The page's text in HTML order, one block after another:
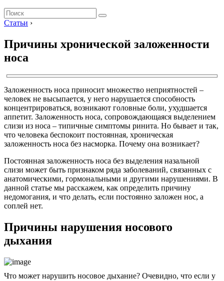
Статьи ›
Причины хронической заложенности
носа
Заложенность носа приносит множество неприятностей –
человек не высыпается, у него нарушается способность
концентрироваться, возникают головные боли, ухудшается
аппетит. Заложенность носа, сопровождающаяся выделением
слизи из носа – типичные симптомы ринита. Но бывает и так,
что человека беспокоит постоянная, хроническая
заложенность носа без насморка. Почему она возникает?
Постоянная заложенность носа без выделения назальной
слизи может быть признаком ряда заболеваний, связанных с
анатомическими, гормональными и другими нарушениями. В
данной статье мы расскажем, как определить причину
недомогания, и что делать, если постоянно заложен нос, а
соплей нет.
Причины нарушения носового
дыхания
Что может нарушить носовое дыхание? Очевидно, что если у